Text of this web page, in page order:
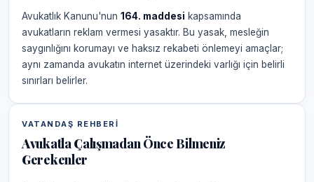
Avukatlık Kanunu'nun 164. maddesi kapsamında
avukatların reklam vermesi yasaktır. Bu yasak, mesleğin
saygınlığını korumayı ve haksız rekabeti önlemeyi amaçlar;
aynı zamanda avukatın internet üzerindeki varlığı için belirli
sınırları belirler.
VATANDAŞ REHBERI
Avukatla Çalışmadan Önce Bilmeniz
Gerekenler